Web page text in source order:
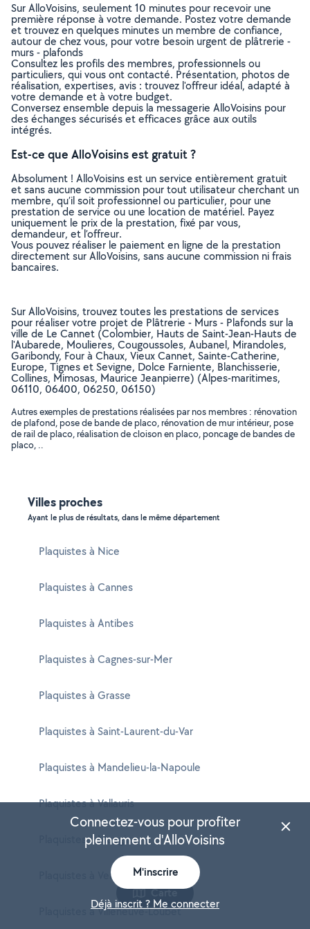
Sur AlloVoisins, seulement 10 minutes pour recevoir une
première réponse à votre demande. Postez votre demande
et trouvez en quelques minutes un membre de confiance,
autour de chez vous, pour votre besoin urgent de plâtrerie -
murs - plafonds
Consultez les profils des membres, professionnels ou
particuliers, qui vous ont contacté. Présentation, photos de
réalisation, expertises, avis : trouvez l'offreur idéal, adapté à
votre demande et à votre budget.
Conversez ensemble depuis la messagerie AlloVoisins pour
des échanges sécurisés et efficaces grâce aux outils
intégrés.
Est-ce que AlloVoisins est gratuit ?
Absolument ! AlloVoisins est un service entièrement gratuit
et sans aucune commission pour tout utilisateur cherchant un
membre, qu’il soit professionnel ou particulier, pour une
prestation de service ou une location de matériel. Payez
uniquement le prix de la prestation, fixé par vous,
demandeur, et l’offreur.
Vous pouvez réaliser le paiement en ligne de la prestation
directement sur AlloVoisins, sans aucune commission ni frais
bancaires.
Sur AlloVoisins, trouvez toutes les prestations de services
pour réaliser votre projet de Plâtrerie - Murs - Plafonds sur la
ville de Le Cannet (Colombier, Hauts de Saint-Jean-Hauts de
l'Aubarede, Moulieres, Cougoussoles, Aubanel, Mirandoles,
Garibondy, Four à Chaux, Vieux Cannet, Sainte-Catherine,
Europe, Tignes et Sevigne, Dolce Farniente, Blanchisserie,
Collines, Mimosas, Maurice Jeanpierre) (Alpes-maritimes,
06110, 06400, 06250, 06150)
Autres exemples de prestations réalisées par nos membres : rénovation
de plafond, pose de bande de placo, rénovation de mur intérieur, pose
de rail de placo, réalisation de cloison en placo, poncage de bandes de
placo, ..
Villes proches
Ayant le plus de résultats, dans le même département
Plaquistes à Nice
Plaquistes à Cannes
Plaquistes à Antibes
Plaquistes à Cagnes-sur-Mer
Plaquistes à Grasse
Plaquistes à Saint-Laurent-du-Var
Plaquistes à Mandelieu-la-Napoule
Plaquistes à Vallauris
Plaquistes à Mougins
Plaquistes à Vence
Plaquistes à Villeneuve-Loubet
Carte
Connectez-vous pour profiter
pleinement d'AlloVoisins
M'inscrire
Déjà inscrit ? Me connecter